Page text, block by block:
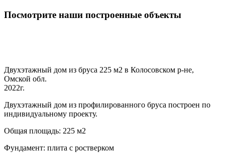
Посмотрите наши построенные объекты
Двухэтажный дом из бруса 225 м2 в Колосовском р-не,
Омской обл.
2022г.
Двухэтажный дом из профилированного бруса построен по
индивидуальному проекту.
Общая площадь: 225 м2
Фундамент: плита с ростверком